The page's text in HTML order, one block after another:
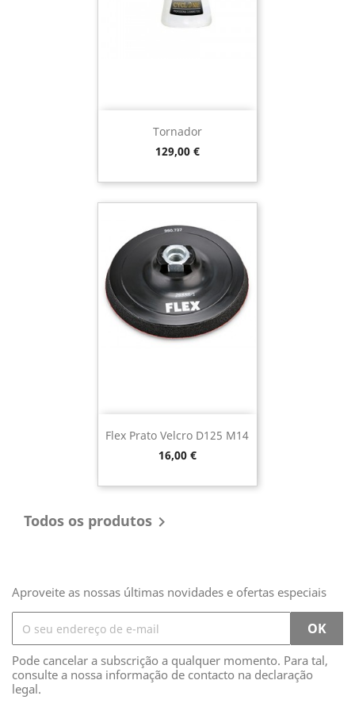
Tornador
Preço
129,00 €
Flex Prato Velcro D125 M14
Preço
16,00 €
Todos os produtos 
Aproveite as nossas últimas novidades e ofertas especiais
Pode cancelar a subscrição a qualquer momento. Para tal,
consulte a nossa informação de contacto na declaração
legal.